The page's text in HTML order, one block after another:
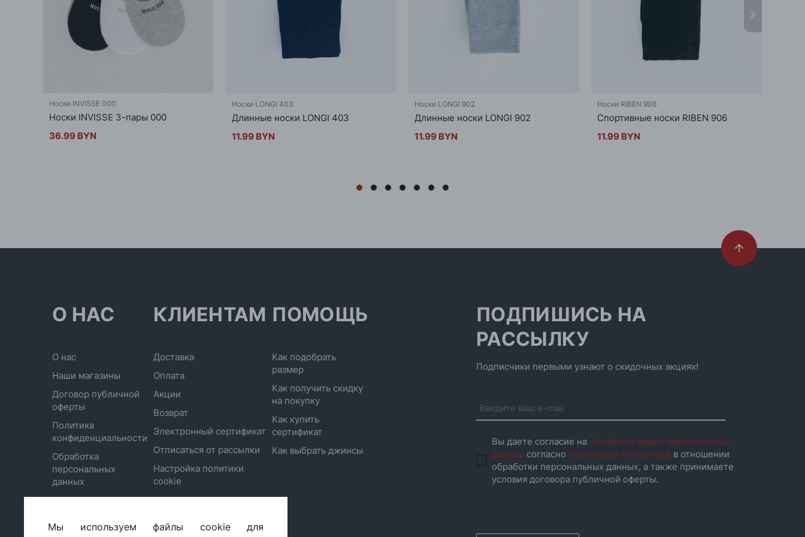
Носки INVISSE 000
Носки INVISSE 3-пары 000
36.99 BYN
Носки LONGI 403
Длинные носки LONGI 403
11.99 BYN
Носки LONGI 902
Длинные носки LONGI 902
11.99 BYN
Носки RIBEN 906
Спортивные носки RIBEN 906
11.99 BYN
О НАС
О нас
Наши магазины
Договор публичной
оферты
Политика
конфиденциальности
Обработка
персональных
данных
КЛИЕНТАМ
Доставка
Оплата
Акции
Возврат
Электронный сертификат
Отписаться от рассылки
Настройка политики
cookie
ПОМОЩЬ
Как подобрать
размер
Как получить скидку
на покупку
Как купить
сертификат
Как выбрать джинсы
ООО «БИГ СТАР», УНП 490986593
ПОДПИШИСЬ НА
РАССЫЛКУ
Подписчики первыми узнают о скидочных акциях!
Вы даете согласие на обработку ваших персональных
данных согласно Положения о политике в отношении
обработки персональных данных, а также принимаете
условия договора публичной оферты.
Мы используем файлы cookie для